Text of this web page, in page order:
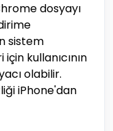
dosyayı
sistem
için kullanıcının
olabilir.
iPhone'dan